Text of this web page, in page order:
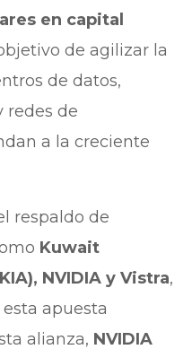
en capital
de agilizar la
de datos,
redes de
a la creciente
respaldo de
Kuwait
NVIDIA y Vistra,
apuesta
alianza, NVIDIA